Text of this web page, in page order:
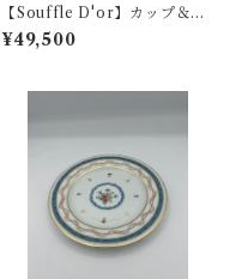
【Souffle D'or】カップ＆ソ
ーサー
¥49,500